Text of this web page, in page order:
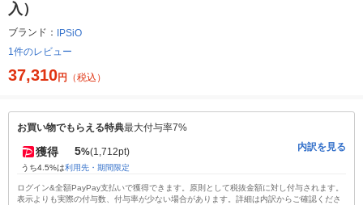
入）
ブランド： IPSiO
1件のレビュー
37,310円 （税込）
お買い物でもらえる特典最大付与率7%
獲得 5%(1,712pt)
うち4.5%は利用先・期間限定
内訳を見る
ログイン&全額PayPay支払いで獲得できます。原則として税抜金額に対し付与されます。
表示よりも実際の付与数、付与率が少ない場合があります。詳細は内訳からご確認くださ